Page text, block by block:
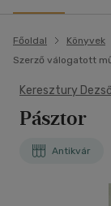
Főoldal Könyvek
Szerző válogatott
Keresztury
Pásztor
Antikvár